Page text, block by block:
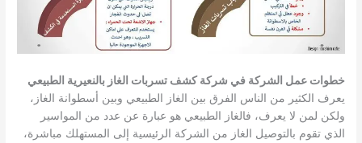
خطوات عمل الشركة في شركة كشف تسربات الغاز بالنعيرية الطبيعي
يعرف الكثير من الناس الفرق بين الغاز الطبيعي وبين أسطوانة الغاز،
ولكن لمن لا يعرف، فالغاز الطبيعي هو عبارة عن عدد من المواسير
الذي تقوم بالتوصيل الغاز من الشركة الرئيسية إلى المستهلك مباشرة،